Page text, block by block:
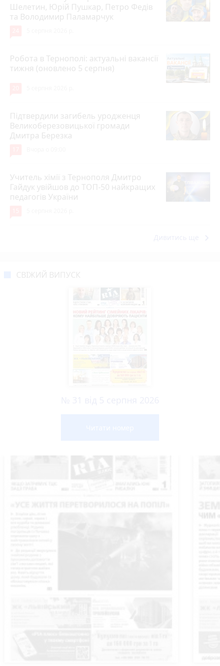
Шелетин, Юрій Пушкар, Петро Федів
та Володимир Паламарчук
Робота в Тернополі: актуальні вакансії
тижня (оновлено 5 серпня)
Підтвердили загибель уродженця
Великоберезовицької громади
Дмитра Березка
Учитель хімії з Тернополя Дмитро
Гайдук увійшов до ТОП-50 найкращих
педагогів України